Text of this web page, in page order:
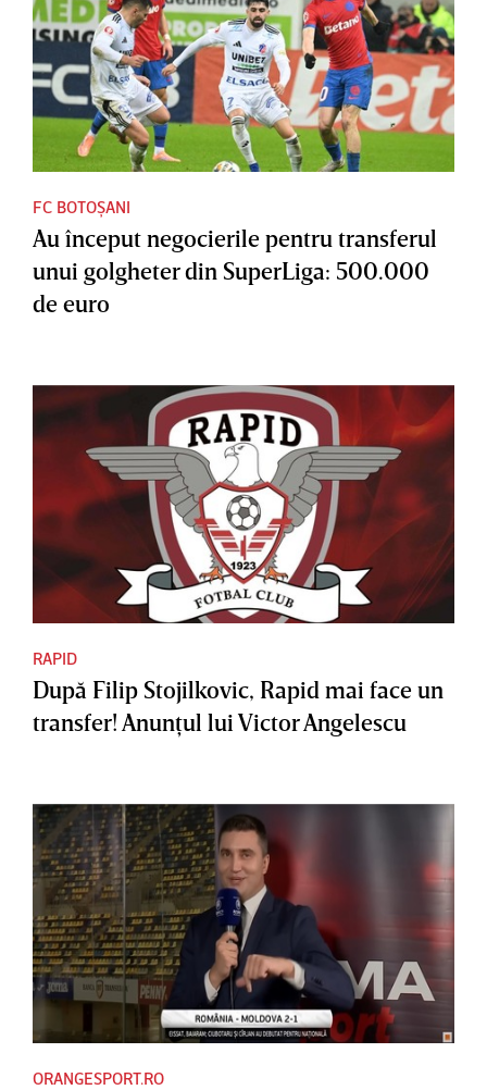
FC BOTOȘANI
Au început negocierile pentru transferul
unui golgheter din SuperLiga: 500.000
de euro
RAPID
După Filip Stojilkovic, Rapid mai face un
transfer! Anunţul lui Victor Angelescu
ORANGESPORT.RO